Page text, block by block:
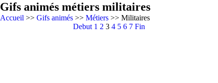
Gifs animés métiers militaires
Accueil >> Gifs animés >> Métiers >> Militaires
Debut 1 2 3 4 5 6 7 Fin